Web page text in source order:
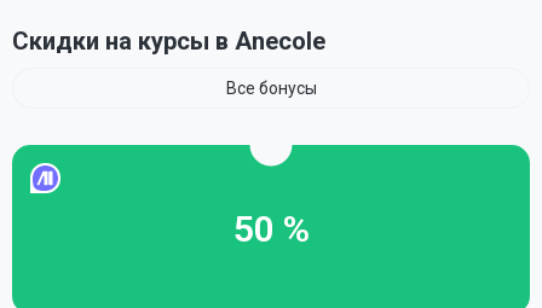
Скидки на курсы в Anecole
Все бонусы
50 %